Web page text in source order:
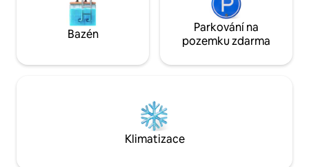
Bazén
Parkování na
pozemku zdarma
Klimatizace